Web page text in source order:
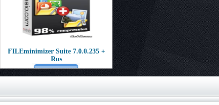
FILEminimizer Suite 7.0.0.235 +
Rus